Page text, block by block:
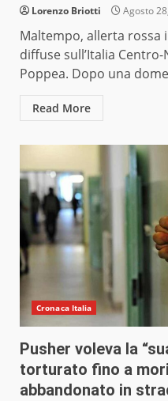
Lorenzo Briotti Agosto
Maltempo, allerta rossa
diffuse sull’Italia
Poppea. Dopo una
Read More
Cronaca Italia
Pusher voleva la
torturato fino a
abbandonato in